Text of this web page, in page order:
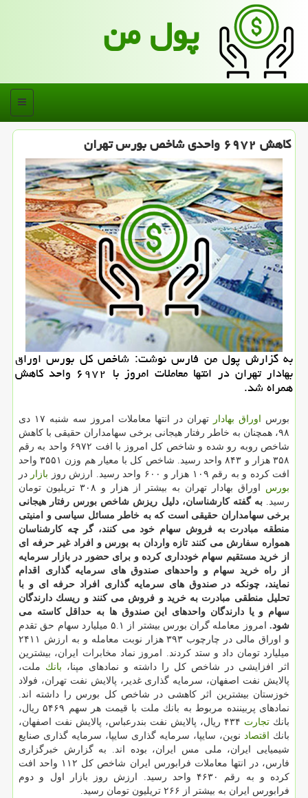
پول من
منو
كاهش ۶۹۷۲ واحدی شاخص بورس تهران
به گزارش پول من فارس نوشت: شاخص كل بورس اوراق
بهادار تهران در انتها معاملات امروز با ۶۹۷۲ واحد كاهش
همراه شد.
بورس اوراق بهادار
تهران در انتها معاملات امروز سه شنبه ۱۷ دی
۹۸، همچنان به خاطر رفتار هیجانی برخی سهامداران حقیقی با كاهش
شاخص روبه رو شده و شاخص كل امروز با افت ۶۹۷۲ واحد به رقم
۳۵۸ هزار و ۸۴۳ واحد رسید. شاخص كل با معیار هم وزن ۳۵۵۱ واحد
افت كرده و به رقم ۱۰۹ هزار و ۶۰۰ واحد رسید. ارزش روز
بازار در
بورس
اوراق بهادار تهران به بیشتر از هزار و ۳۰۸ تریلیون تومان
رسید.به گفته كارشناسان، دلیل ریزش شاخص بورس رفتار هیجانی
برخی سهامداران حقیقی است كه به خاطر مسائل سیاسی و امنیتی
منطقه مبادرت به فروش سهام خود می كنند، گر چه كارشناسان
همواره سفارش می كنند تازه واردان به بورس و افراد غیر حرفه ای
از خرید مستقیم سهام خودداری كرده و برای حضور در بازار سرمایه
از راه خرید سهام و واحدهای صندوق های سرمایه گذاری اقدام
نمایند، چونكه در صندوق های سرمایه گذاری افراد حرفه ای و با
تحلیل منطقی مبادرت به خرید و فروش می كنند و ریسك دارندگان
سهام و یا دارندگان واحدهای این صندوق ها به حداقل كاسته می
شود.
امروز معامله گران بورس بیشتر از ۵.۱ میلیارد سهام حق تقدم
و اوراق مالی در چارچوب ۳۹۳ هزار نوبت معامله و به ارزش ۲۴۱۱
میلیارد تومان داد و ستد كردند. امروز نماد مخابرات ایران، بیشترین
اثر افزایشی در شاخص كل را داشته و نمادهای مپنا، بانك ملت،
پالایش نفت اصفهان، سرمایه گذاری غدیر، پالایش نفت تهران، فولاد
خوزستان بیشترین اثر كاهشی در شاخص كل بورس را داشته اند.
نمادهای پربیننده مربوط به بانك ملت با قیمت هر سهم ۵۴۶۹ ریال،
بانك تجارت
۴۳۴ ریال، پالایش نفت بندرعباس، پالایش نفت اصفهان،
بانك اقتصاد نوین، سایپا، سرمایه گذاری سایپا، سرمایه گذاری صنایع
شیمیایی ایران، ملی مس ایران، بوده اند. به گزارش خبرگزاری
فارس، در انتها معاملات فرابورس ایران شاخص كل ۱۱۲ واحد افت
كرده و به رقم ۴۶۳۰ واحد رسید. ارزش روز بازار اول و دوم
فرابورس ایران به بیشتر از ۲۶۶ تریلیون تومان رسید.